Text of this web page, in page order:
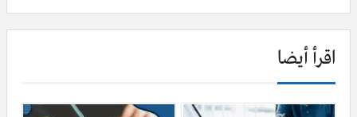
اقرأ أيضا